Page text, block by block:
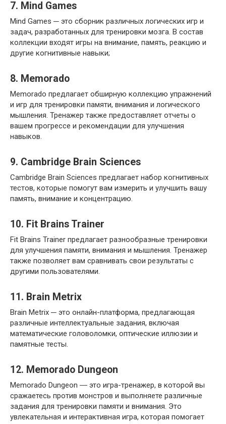
7.​ Mind Games
Mind Games ─ это сборник различных логических игр и
задач, разработанных для тренировки мозга.​ В состав
коллекции входят игры на внимание, память, реакцию и
другие когнитивные навыки;
8. Memorado
Memorado предлагает обширную коллекцию упражнений
и игр для тренировки памяти, внимания и логического
мышления.​ Тренажер также предоставляет отчеты о
вашем прогрессе и рекомендации для улучшения
навыков.​
9.​ Cambridge Brain Sciences
Cambridge Brain Sciences предлагает набор когнитивных
тестов, которые помогут вам измерить и улучшить вашу
память, внимание и концентрацию.​
10.​ Fit Brains Trainer
Fit Brains Trainer предлагает разнообразные тренировки
для улучшения памяти, внимания и мышления.​ Тренажер
также позволяет вам сравнивать свои результаты с
другими пользователями.
11.​ Brain Metrix
Brain Metrix ─ это онлайн-платформа, предлагающая
различные интеллектуальные задания, включая
математические головоломки, оптические иллюзии и
памятные тесты.​
12. Memorado Dungeon
Memorado Dungeon ― это игра-тренажер, в которой вы
сражаетесь против монстров и выполняете различные
задания для тренировки памяти и внимания.​ Это
увлекательная и интерактивная игра, которая помогает